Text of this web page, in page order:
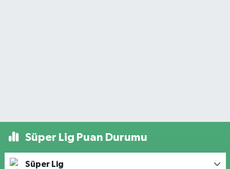
Süper Lig Puan Durumu
Süper Lig